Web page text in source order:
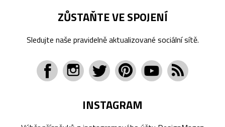
ZŮSTAŇTE VE SPOJENÍ
Sledujte naše pravidelně aktualizované sociální sítě.
INSTAGRAM